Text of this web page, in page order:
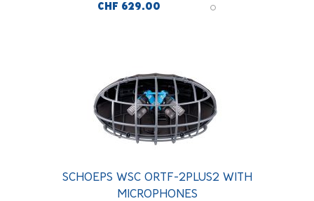
CHF 629.00
SCHOEPS WSC ORTF-2PLUS2 WITH
MICROPHONES